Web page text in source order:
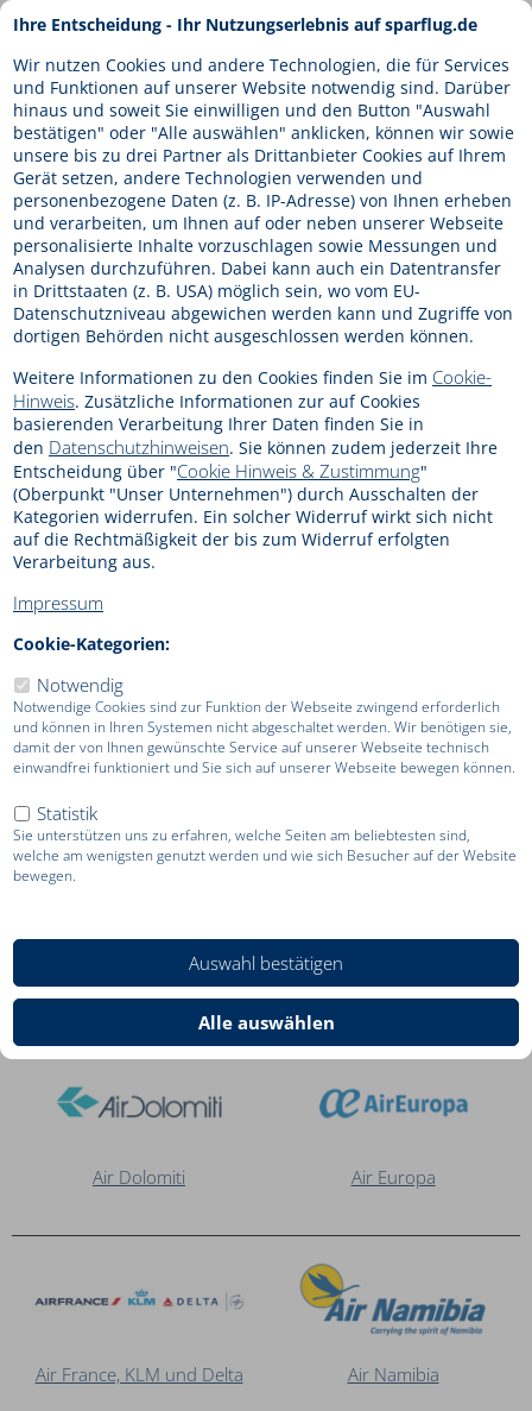
Ihre Entscheidung - Ihr Nutzungserlebnis auf sparflug.de
Wir nutzen Cookies und andere Technologien, die für Services
und Funktionen auf unserer Website notwendig sind. Darüber
hinaus und soweit Sie einwilligen und den Button "Auswahl
bestätigen" oder "Alle auswählen" anklicken, können wir sowie
unsere bis zu drei Partner als Drittanbieter Cookies auf Ihrem
Gerät setzen, andere Technologien verwenden und
personenbezogene Daten (z. B. IP-Adresse) von Ihnen erheben
und verarbeiten, um Ihnen auf oder neben unserer Webseite
personalisierte Inhalte vorzuschlagen sowie Messungen und
Analysen durchzuführen. Dabei kann auch ein Datentransfer
in Drittstaaten (z. B. USA) möglich sein, wo vom EU-
Datenschutzniveau abgewichen werden kann und Zugriffe von
dortigen Behörden nicht ausgeschlossen werden können.
Weitere Informationen zu den Cookies finden Sie im Cookie-
Hinweis. Zusätzliche Informationen zur auf Cookies
basierenden Verarbeitung Ihrer Daten finden Sie in
den Datenschutzhinweisen. Sie können zudem jederzeit Ihre
Entscheidung über "Cookie Hinweis & Zustimmung"
(Oberpunkt "Unser Unternehmen") durch Ausschalten der
Kategorien widerrufen. Ein solcher Widerruf wirkt sich nicht
auf die Rechtmäßigkeit der bis zum Widerruf erfolgten
Verarbeitung aus.
Impressum
Cookie-Kategorien:
Notwendig
Notwendige Cookies sind zur Funktion der Webseite zwingend erforderlich
und können in Ihren Systemen nicht abgeschaltet werden. Wir benötigen sie,
damit der von Ihnen gewünschte Service auf unserer Webseite technisch
einwandfrei funktioniert und Sie sich auf unserer Webseite bewegen können.
Statistik
Sie unterstützen uns zu erfahren, welche Seiten am beliebtesten sind,
welche am wenigsten genutzt werden und wie sich Besucher auf der Website
bewegen.
Auswahl bestätigen
Alle auswählen
Direkt
zum
Inhalt
ANMELDEN
Unsere Partner
Über Sparflug haben Sie die Möglichkeit, Linienflüge in
die ganze Welt zu buchen. Unsere Premium Partner
bieten Ihren Kunden höchsten Komfort auf dem Weg
in die Ferne. Dabei beginnt bei vielen unserer Partner
Airlines der Service bereits weit vor dem Flug oder der
Ankunft im Flughafen. Werfen Sie einen Blick auf die
exklusiven Angebote unserer Kooperationspartner.
Air Dolomiti Air Europa
Air France, KLM und Delta Air Namibia